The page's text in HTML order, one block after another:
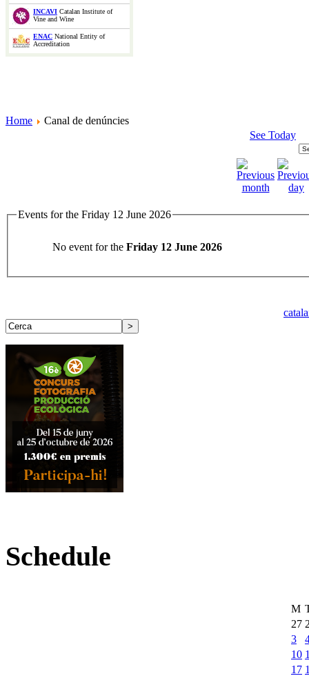
INCAVI Catalan Institute of
Vine and Wine
ENAC National Entity of
Accreditation
Home
Canal de denúncies
See Today
Events for the Friday 12 June 2026
No event for the Friday 12 June 2026
Schedule
M
27
3
10
17